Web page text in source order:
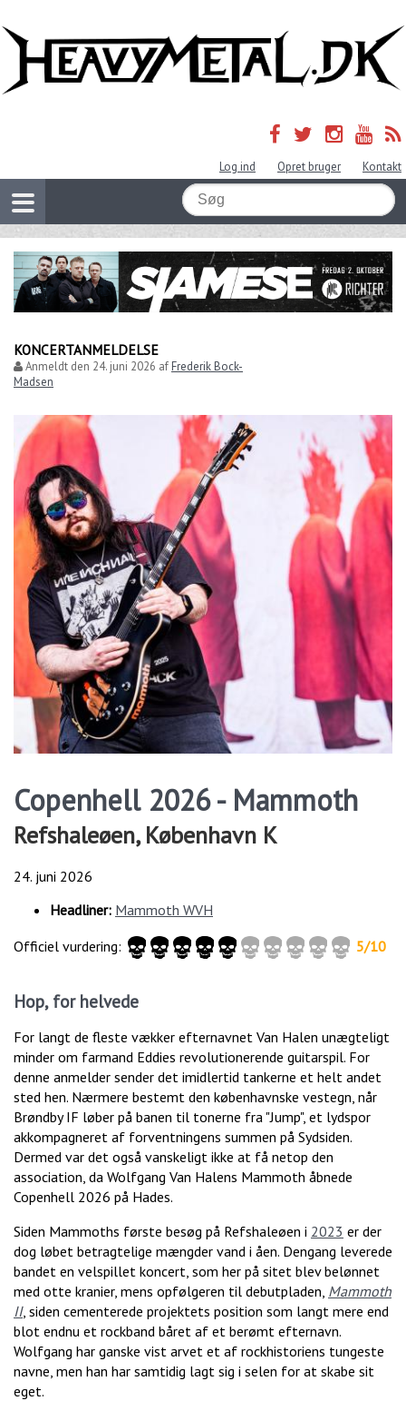
Log ind Opret bruger Kontakt
KONCERTANMELDELSE
Anmeldt den 24. juni 2026 afFrederik Bock-
Madsen
Copenhell 2026 - Mammoth
Refshaleøen, København K
24. juni 2026
Headliner: Mammoth WVH
Officiel vurdering:
5/10
Hop, for helvede
For langt de fleste vækker efternavnet Van Halen unægteligt
minder om farmand Eddies revolutionerende guitarspil. For
denne anmelder sender det imidlertid tankerne et helt andet
sted hen. Nærmere bestemt den københavnske vestegn, når
Brøndby IF løber på banen til tonerne fra "Jump", et lydspor
akkompagneret af forventningens summen på Sydsiden.
Dermed var det også vanskeligt ikke at få netop den
association, da Wolfgang Van Halens Mammoth åbnede
Copenhell 2026 på Hades.
Siden Mammoths første besøg på Refshaleøen i 2023 er der
dog løbet betragtelige mængder vand i åen. Dengang leverede
bandet en velspillet koncert, som her på sitet blev belønnet
med otte kranier, mens opfølgeren til debutpladen, Mammoth
II, siden cementerede projektets position som langt mere end
blot endnu et rockband båret af et berømt efternavn.
Wolfgang har ganske vist arvet et af rockhistoriens tungeste
navne, men han har samtidig lagt sig i selen for at skabe sit
eget.